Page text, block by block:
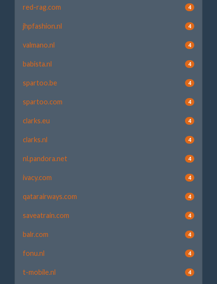
red-rag.com 4
jhpfashion.nl 4
valmano.nl 4
babista.nl 4
spartoo.be 4
spartoo.com 4
clarks.eu 4
clarks.nl 4
nl.pandora.net 4
ivacy.com 4
qatarairways.com 4
saveatrain.com 4
balr.com 4
fonu.nl 4
t-mobile.nl 4